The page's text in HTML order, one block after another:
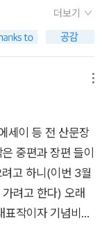
가 되기 위해 부지
철학자인 니체
많은 영향을 끼쳤
하임과 결혼하는
보스의 요양원에
과 6월 사이에 3
위기와 손님들의
시작합니다. 이 작
그의 문학의 정
쓰기 시작한 작품은
바리만 읽어봤는데
네 양장이다. 10.
지가 인상적이
남자 : 빅토르 위
얼마나 재미있길
꿈 : 프란츠 카프카
. 카프카는 어렵지
가리새들은 페루
으는 중이다. 15.
나?) 중 하나라고
니나 1, 2, 3(1권
말았으나 왠지 첨
에 형부는 잃. 시.
방?)5. 백년의 고
키 노름꾼 외 1
근데 문제는 이
책이 6권이네! 제
하얀 마음, 실패를
ㅋㅋ악! 라히리 저
어야 하는데!!!!(이
님이 알려주신 거
더보기
세이 등 전 산문장
중편과 장편 들이
고 하니(이번 3월
려고 한다) 오래
작이자 기념비적